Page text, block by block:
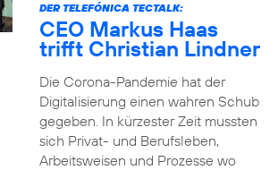
DER TELEFÓNICA TECTALK:
CEO Markus Haas
trifft Christian Lindner
Die Corona-Pandemie hat der
Digitalisierung einen wahren Schub
gegeben. In kürzester Zeit mussten
sich Privat- und Berufsleben,
Arbeitsweisen und Prozesse wo